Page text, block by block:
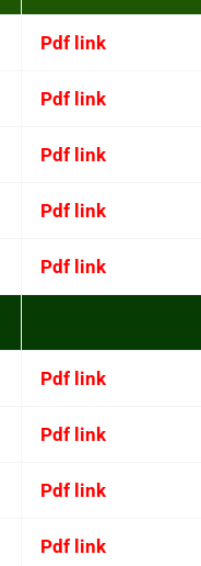
Pdf link
Pdf link
Pdf link
Pdf link
Pdf link
Pdf link
Pdf link
Pdf link
Pdf link